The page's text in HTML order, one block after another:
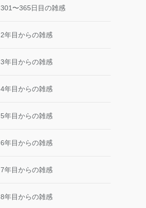
301〜365日目の雑感
2年目からの雑感
3年目からの雑感
4年目からの雑感
5年目からの雑感
6年目からの雑感
7年目からの雑感
8年目からの雑感